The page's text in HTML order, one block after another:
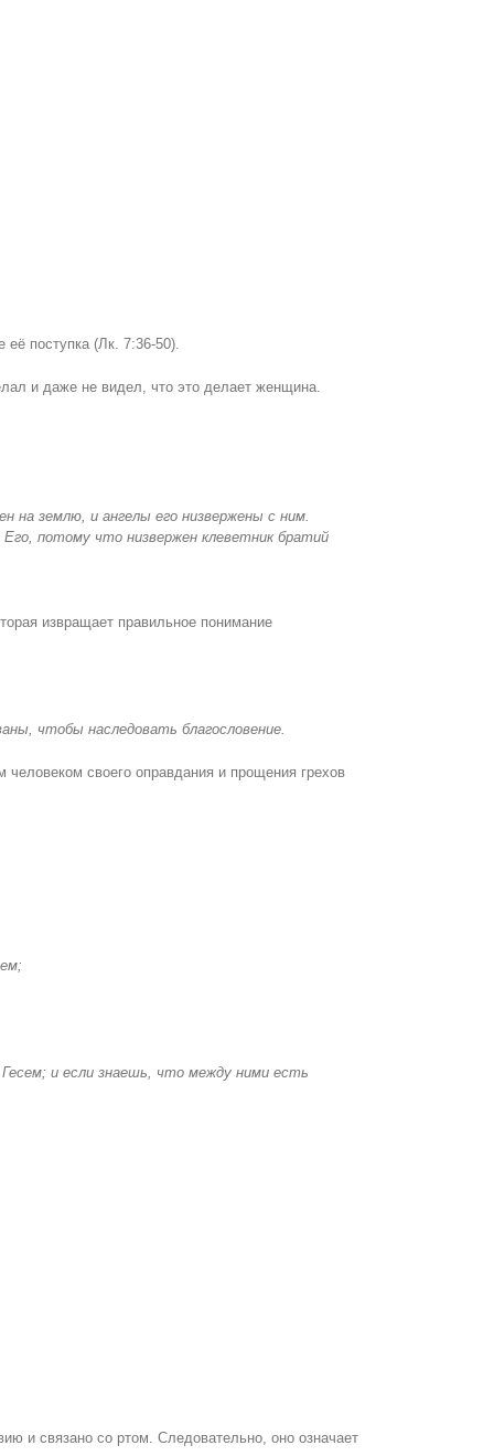
поступка (Лк. 7:36-50).
и даже не видел, что это делает женщина.
на землю, и ангелы его низвержены с ним.
потому что низвержен клеветник братий
извращает правильное понимание
чтобы наследовать благословение.
своего оправдания и прощения грехов
и если знаешь, что между ними есть
и связано со ртом. Следовательно, оно означает